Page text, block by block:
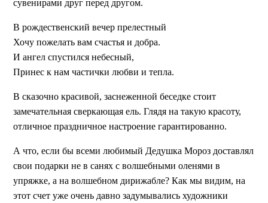
сувенирами друг перед другом.
В рождественский вечер прелестный
Хочу пожелать вам счастья и добра.
И ангел спустился небесный,
Принес к нам частички любви и тепла.
В сказочно красивой, заснеженной беседке стоит
замечательная сверкающая ель. Глядя на такую красоту,
отличное праздничное настроение гарантированно.
А что, если бы всеми любимый Дедушка Мороз доставлял
свои подарки не в санях с волшебными оленями в
упряжке, а на волшебном дирижабле? Как мы видим, на
этот счет уже очень давно задумывались художники